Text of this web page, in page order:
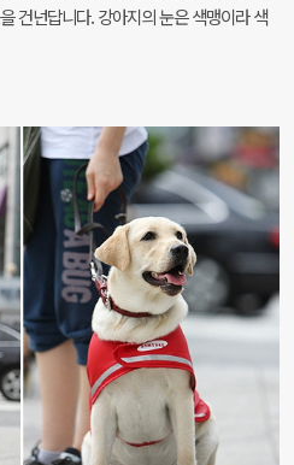
건넌답니다. 강아지의 눈은 색맹이라 색